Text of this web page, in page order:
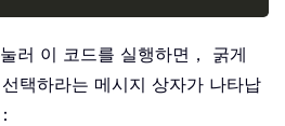
러 이 코드를 실행하면， 굵게
택하라는 메시지 상자가 나타납